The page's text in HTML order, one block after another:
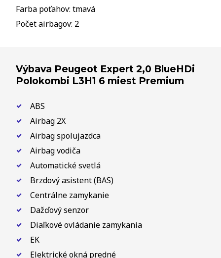
Farba poťahov: tmavá
Počet airbagov: 2
Výbava Peugeot Expert 2,0 BlueHDi
Polokombi L3H1 6 miest Premium
ABS
Airbag 2X
Airbag spolujazdca
Airbag vodiča
Automatické svetlá
Brzdový asistent (BAS)
Centrálne zamykanie
Dažďový senzor
Diaľkové ovládanie zamykania
EK
Elektrické okná predné